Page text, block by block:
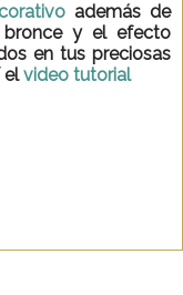
además de
y el efecto
en tus preciosas
elvideo tutorial